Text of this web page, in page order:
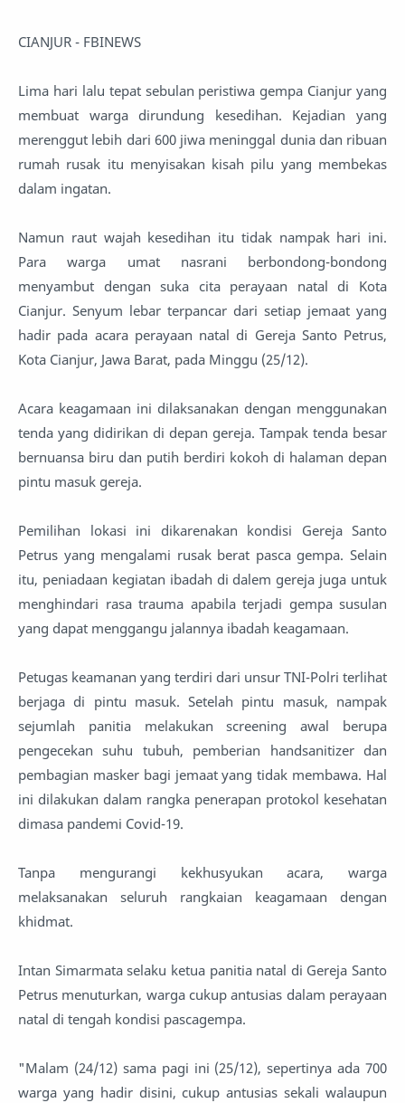
CIANJUR - FBINEWS
Lima hari lalu tepat sebulan peristiwa gempa Cianjur yang
membuat warga dirundung kesedihan. Kejadian yang
merenggut lebih dari 600 jiwa meninggal dunia dan ribuan
rumah rusak itu menyisakan kisah pilu yang membekas
dalam ingatan.
Namun raut wajah kesedihan itu tidak nampak hari ini.
Para warga umat nasrani berbondong-bondong
menyambut dengan suka cita perayaan natal di Kota
Cianjur. Senyum lebar terpancar dari setiap jemaat yang
hadir pada acara perayaan natal di Gereja Santo Petrus,
Kota Cianjur, Jawa Barat, pada Minggu (25/12).
Acara keagamaan ini dilaksanakan dengan menggunakan
tenda yang didirikan di depan gereja. Tampak tenda besar
bernuansa biru dan putih berdiri kokoh di halaman depan
pintu masuk gereja.
Pemilihan lokasi ini dikarenakan kondisi Gereja Santo
Petrus yang mengalami rusak berat pasca gempa. Selain
itu, peniadaan kegiatan ibadah di dalem gereja juga untuk
menghindari rasa trauma apabila terjadi gempa susulan
yang dapat menggangu jalannya ibadah keagamaan.
Petugas keamanan yang terdiri dari unsur TNI-Polri terlihat
berjaga di pintu masuk. Setelah pintu masuk, nampak
sejumlah panitia melakukan screening awal berupa
pengecekan suhu tubuh, pemberian handsanitizer dan
pembagian masker bagi jemaat yang tidak membawa. Hal
ini dilakukan dalam rangka penerapan protokol kesehatan
dimasa pandemi Covid-19.
Tanpa mengurangi kekhusyukan acara, warga
melaksanakan seluruh rangkaian keagamaan dengan
khidmat.
Intan Simarmata selaku ketua panitia natal di Gereja Santo
Petrus menuturkan, warga cukup antusias dalam perayaan
natal di tengah kondisi pascagempa.
"Malam (24/12) sama pagi ini (25/12), sepertinya ada 700
warga yang hadir disini, cukup antusias sekali walaupun